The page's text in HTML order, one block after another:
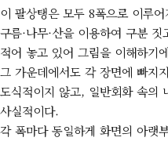
이 팔상탱은 모두 8폭으로 이루
구름·나무·산을 이용하여 구분
적어 놓고 있어 그림을 이해하기
그 가운데에서도 각 장면에 빠지
도식적이지 않고, 일반회화 속의
사실적이다.
각 폭마다 동일하게 화면의 아랫